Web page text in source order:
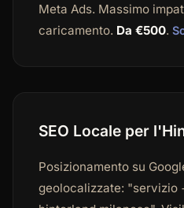
Meta Ads. Massimo
caricamento. Da €500.
SEO Locale per
Posizionamento su
geolocalizzate: "servizio